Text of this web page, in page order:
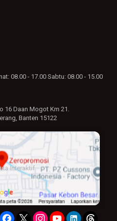
08.00 - 17.00Sabtu: 08.00 - 15.00
16 Daan Mogot Km 21.
Banten 15122
Interaktif